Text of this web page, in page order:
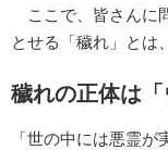
ここで、皆さんに
とせる「穢れ」とは
穢れの正体は
「世の中には悪霊